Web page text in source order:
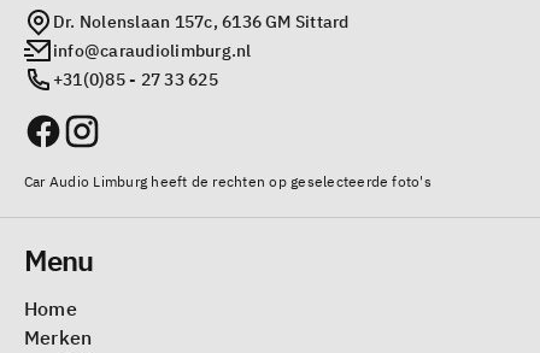
Dr. Nolenslaan 157c, 6136 GM Sittard
info@caraudiolimburg.nl
+31(0)85 - 27 33 625
Car Audio Limburg heeft de rechten op geselecteerde foto's
Menu
Home
Merken